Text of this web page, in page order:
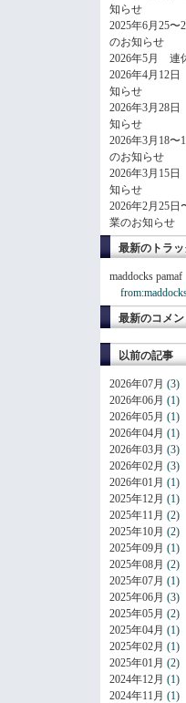
知らせ
2025年6月25
のお知らせ
2026年5月 連
2026年4月12
知らせ
2026年3月28
知らせ
2026年3月18
のお知らせ
2026年3月15
知らせ
2026年2月25
業のお知らせ
最新のトラ
maddocks pamaf
最新のコメン
以前の記事
2026年07月 (3)
2026年06月 (1)
2026年05月 (1)
2026年04月 (1)
2026年03月 (3)
2026年02月 (3)
2026年01月 (1)
2025年12月 (1)
2025年11月 (2)
2025年10月 (2)
2025年09月 (1)
2025年08月 (2)
2025年07月 (1)
2025年06月 (3)
2025年05月 (2)
2025年04月 (1)
2025年02月 (1)
2025年01月 (2)
2024年12月 (1)
2024年11月 (1)